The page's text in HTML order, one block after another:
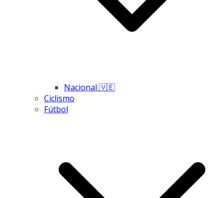
Nacional 🇻🇪
Ciclismo
Fútbol